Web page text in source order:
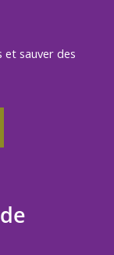
et sauver des